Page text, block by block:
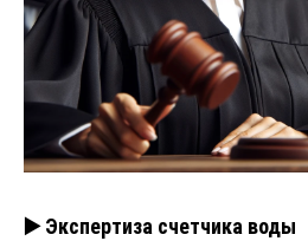
▶️ Экспертиза счетчика воды